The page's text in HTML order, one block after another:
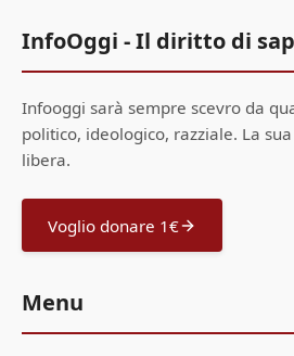
InfoOggi - Il diritto di
Infooggi sarà sempre scevro da
politico, ideologico, razziale. La
libera.
Voglio donare 1€
Menu